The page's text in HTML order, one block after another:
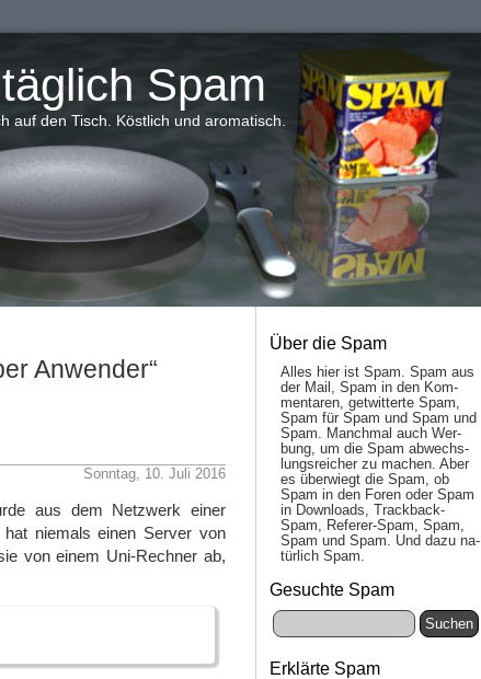
Spam
auf den Tisch. Köstlich und aromatisch.
Anwender“
Sonntag, 10. Juli 2016
aus dem Netzwerk einer
niemals einen Server von
von einem Uni-Rechner ab,
Über die Spam
Alles hier ist Spam. Spam aus
der Mail, Spam in den Kom­
men­taren, ge­twit­ter­te Spam,
Spam für Spam und Spam und
Spam. Manch­mal auch Wer­
bung, um die Spam ab­wechs­
lungs­reich­er zu mach­en. Aber
es über­wiegt die Spam, ob
Spam in den Fo­ren oder Spam
in Down­loads, Track­back-
Spam, Re­fe­rer-Spam, Spam,
Spam und Spam. Und da­zu na­
tür­lich Spam.
Gesuchte Spam
Erklärte Spam